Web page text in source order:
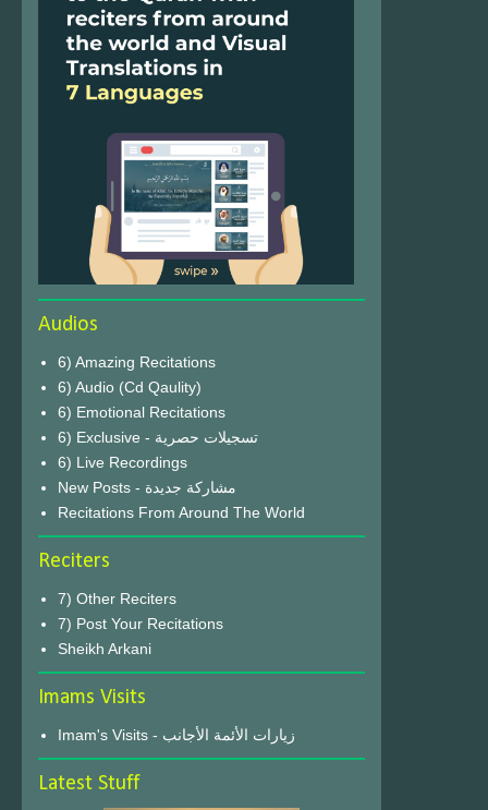
Audios
6) Amazing Recitations
6) Audio (Cd Qaulity)
6) Emotional Recitations
6) Exclusive - تسجيلات حصرية
6) Live Recordings
New Posts - مشاركة جديدة
Recitations From Around The World
Reciters
7) Other Reciters
7) Post Your Recitations
Sheikh Arkani
Imams Visits
Imam's Visits - زيارات الأئمة الأجانب
Latest Stuff